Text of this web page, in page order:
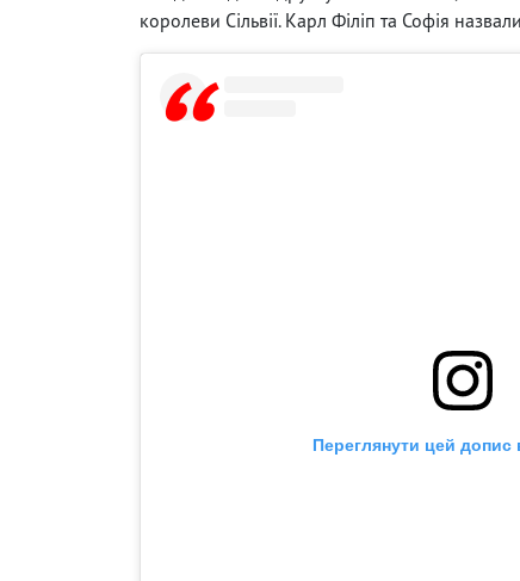
королеви Сільвії. Карл Філіп та Софія
Переглянути цей допис